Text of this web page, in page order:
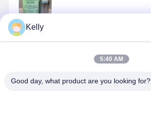
Kelly
5:40 AM
Good day, what product are you looking for?